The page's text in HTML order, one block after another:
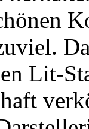
Lit-